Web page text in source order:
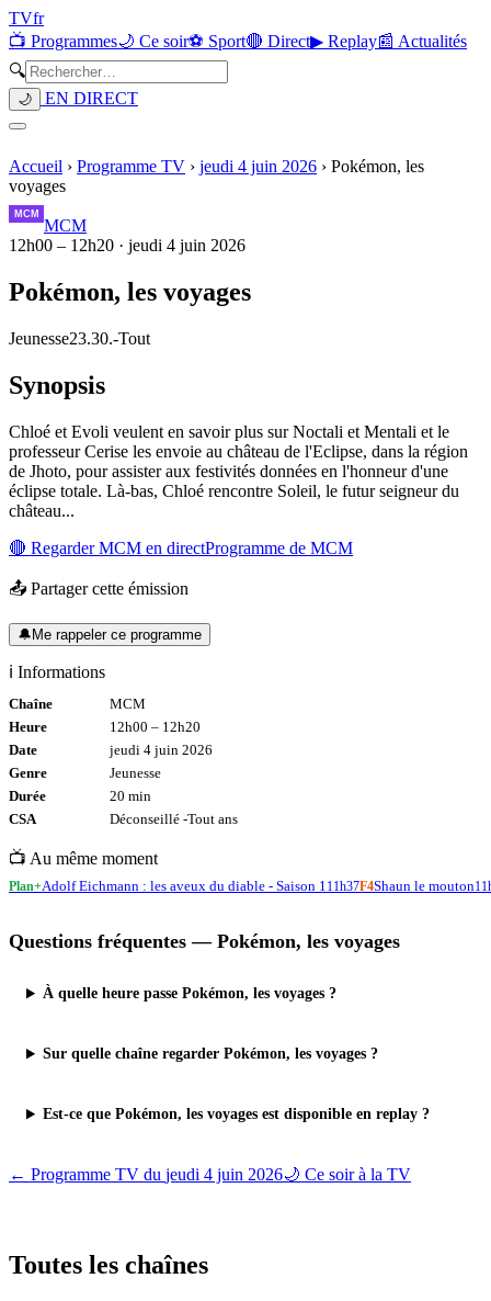
TVfr
📺 Programmes🌙 Ce soir⚽ Sport🔴 Direct▶ Replay📰 Actualités
🔍
🌙 EN DIRECT
Accueil › Programme TV › jeudi 4 juin 2026 › Pokémon, les
voyages
MCM
12h00 – 12h20 · jeudi 4 juin 2026
Pokémon, les voyages
Jeunesse23.30.-Tout
Synopsis
Chloé et Evoli veulent en savoir plus sur Noctali et Mentali et le
professeur Cerise les envoie au château de l'Eclipse, dans la région
de Jhoto, pour assister aux festivités données en l'honneur d'une
éclipse totale. Là-bas, Chloé rencontre Soleil, le futur seigneur du
château...
🔴 RegarderMCM en directProgramme de MCM
📤 Partager cette émission
🔔Me rappeler ce programme
ℹ️ Informations
Chaîne
MCM
Heure
12h00 – 12h20
Date
jeudi 4 juin 2026
Genre
Jeunesse
Durée
20 min
CSA
Déconseillé -Tout ans
📺 Au même moment
Plan+Adolf Eichmann : les aveux du diable - Saison 111h37F4Shaun le mouton
Questions fréquentes — Pokémon, les voyages
À quelle heure passe Pokémon, les voyages ?
Sur quelle chaîne regarder Pokémon, les voyages ?
Est-ce que Pokémon, les voyages est disponible en replay ?
← Programme TV du jeudi 4 juin 2026🌙 Ce soir à la TV
Toutes les chaînes